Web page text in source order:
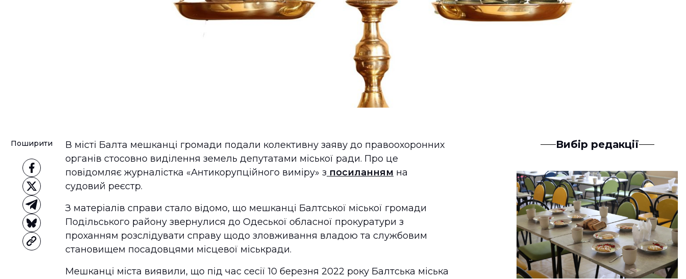
Поширити
В місті Балта мешканці громади подали колективну заяву до правоохоронних
органів стосовно виділення земель депутатами міської ради. Про це
повідомляє журналістка «Антикорупційного виміру» з посиланням на
судовий реєстр.
З матеріалів справи стало відомо, що мешканці Балтської міської громади
Подільського району звернулися до Одеської обласної прокуратури з
проханням розслідувати справу щодо зловживання владою та службовим
становищем посадовцями місцевої міськради.
Мешканці міста виявили, що під час сесії 10 березня 2022 року Балтська міська
Вибір редакції